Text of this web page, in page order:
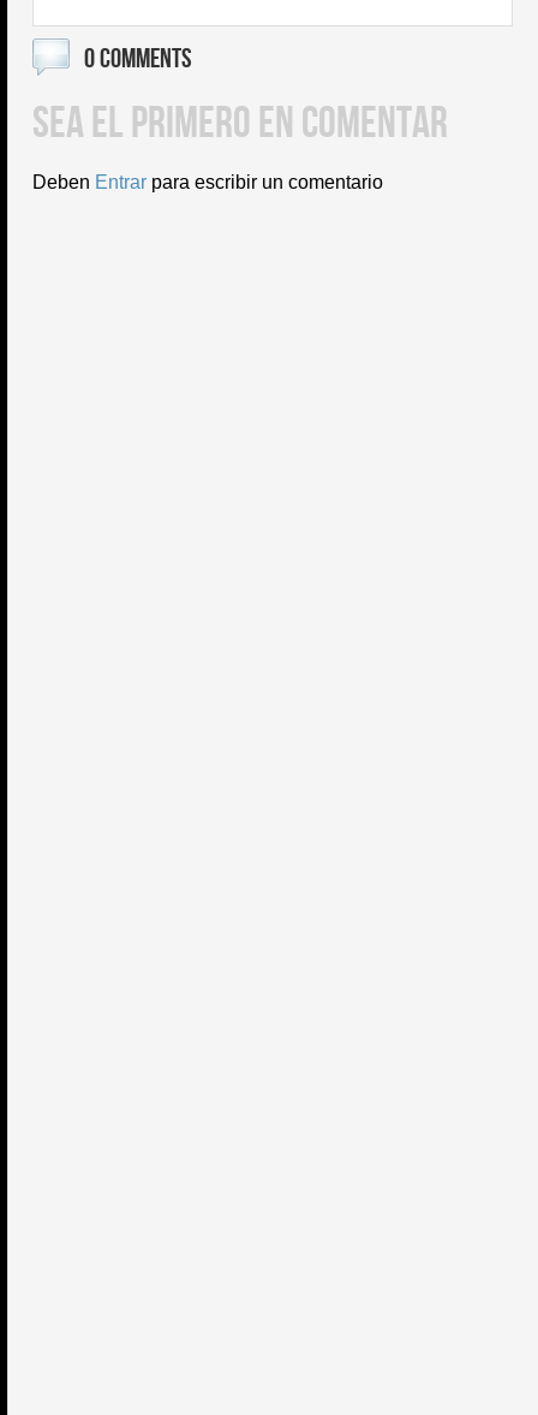
0 COMMENTS
SEA EL PRIMERO EN COMENTAR
Deben Entrar para escribir un comentario